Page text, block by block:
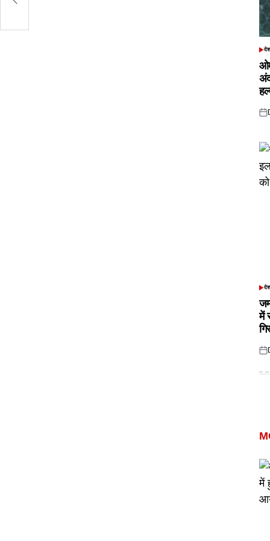
देश
देश
में